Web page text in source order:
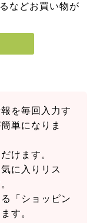
などお買い物が
を毎回入力す
単になりま
けます。
に入りリス
「ショッピン
す。